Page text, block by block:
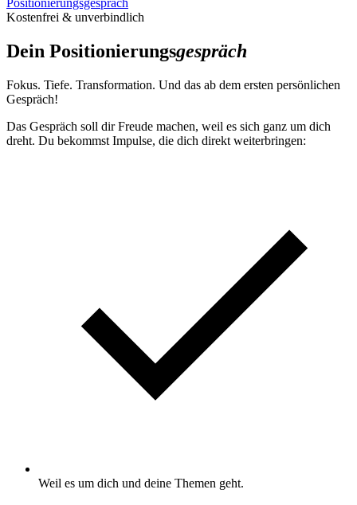
Positionierungs­gespräch
Kostenfrei & unverbindlich
Dein Positionierungs­gespräch
Fokus. Tiefe. Transformation. Und das ab dem ersten persönlichen
Gespräch!
Das Gespräch soll dir Freude machen, weil es sich ganz um dich
dreht. Du bekommst Impulse, die dich direkt weiterbringen:
Weil es um dich und deine Themen geht.